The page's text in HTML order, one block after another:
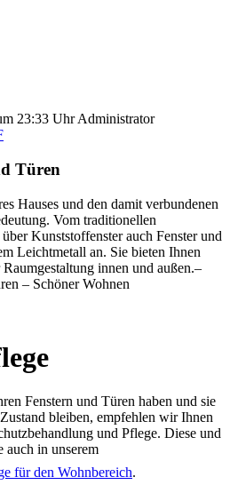
23:33 UhrAdministrator
Türen
Hauses und den damit verbundenen
Vom traditionellen
Kunststoffenster auch Fenster und
Leichtmetall an. Sie bieten Ihnen
innen und außen.–
– Schöner Wohnen
Fenstern und Türen haben und sie
bleiben, empfehlen wir Ihnen
und Pflege. Diese und
auch in unserem
für den Wohnbereich